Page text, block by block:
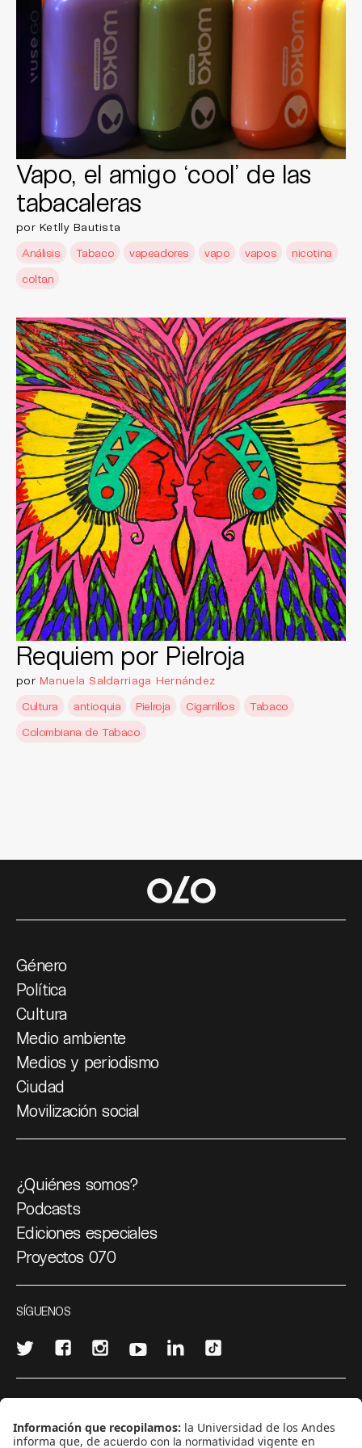
Vapo, el amigo ‘cool’ de las
tabacaleras
por Ketlly Bautista
Análisis
Tabaco vapeadores vapo vapos
nicotina
coltan
Requiem por Pielroja
por Manuela Saldarriaga Hernández
Cultura
antioquia Pielroja Cigarrillos
Tabaco
Colombiana de Tabaco
Género
Política
Cultura
Medio ambiente
Medios y periodismo
Ciudad
Movilización social
¿Quiénes somos?
Podcasts
Ediciones especiales
Proyectos 070
SÍGUENOS